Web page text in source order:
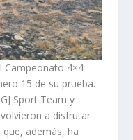
Campeonato 4×4
15 de su prueba.
Sport Team y
a disfrutar
además, ha